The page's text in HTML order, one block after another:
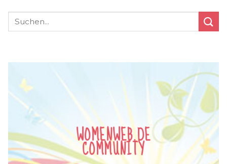
WOMENWEB.DE
COMMUNITY